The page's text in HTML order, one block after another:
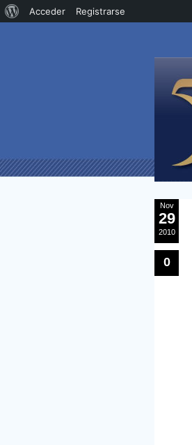
Nov
29
2010
0
Acerca
Acceder Registrarse